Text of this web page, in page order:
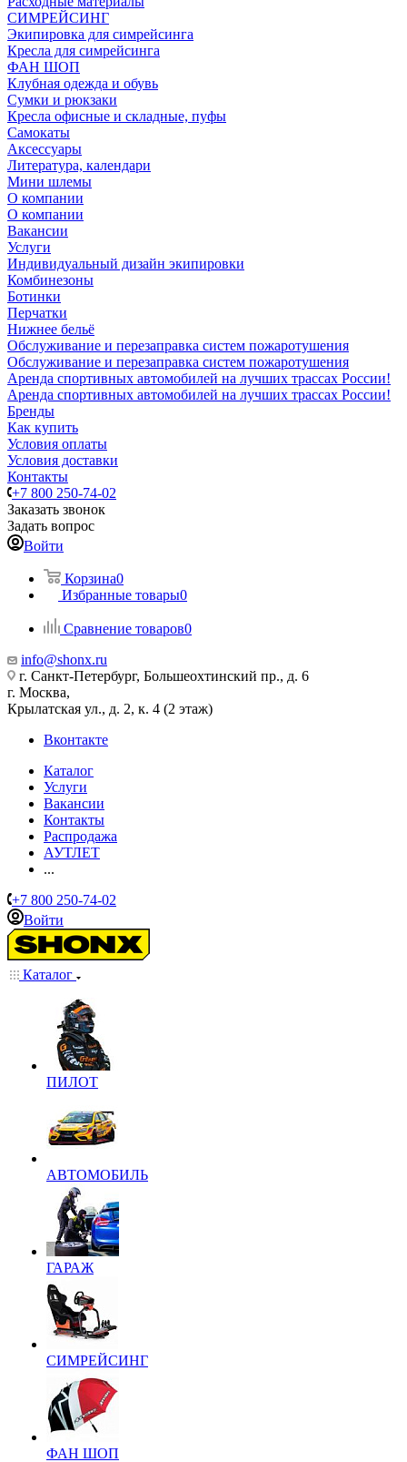
СИМРЕЙСИНГ
Экипировка для симрейсинга
Кресла для симрейсинга
ФАН ШОП
Клубная одежда и обувь
Сумки и рюкзаки
Кресла офисные и складные, пуфы
Самокаты
Аксессуары
Литература, календари
Мини шлемы
О компании
О компании
Вакансии
Услуги
Индивидуальный дизайн экипировки
Комбинезоны
Ботинки
Перчатки
Нижнее бельё
Обслуживание и перезаправка систем пожаротушения
Обслуживание и перезаправка систем пожаротушения
Аренда спортивных автомобилей на лучших трассах России!
Аренда спортивных автомобилей на лучших трассах России!
Бренды
Как купить
Условия оплаты
Условия доставки
Контакты
+7 800 250-74-02
Заказать звонок
Задать вопрос
Войти
Корзина0
Избранные товары0
Сравнение товаров0
info@shonx.ru
г. Санкт-Петербург, Большеохтинский пр., д. 6
г. Москва,
Крылатская ул., д. 2, к. 4 (2 этаж)
Вконтакте
Каталог
Услуги
Вакансии
Контакты
Распродажа
АУТЛЕТ
...
+7 800 250-74-02
Войти
Каталог
ПИЛОТ
АВТОМОБИЛЬ
ГАРАЖ
СИМРЕЙСИНГ
ФАН ШОП